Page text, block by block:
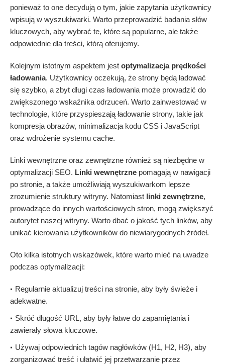
ponieważ to one decydują o tym, jakie zapytania użytkownicy
wpisują w wyszukiwarki. Warto przeprowadzić badania słów
kluczowych, aby wybrać te, które są popularne, ale także
odpowiednie dla treści, którą oferujemy.
Kolejnym istotnym aspektem jest optymalizacja prędkości
ładowania. Użytkownicy oczekują, że strony będą ładować
się szybko, a zbyt długi czas ładowania może prowadzić do
zwiększonego wskaźnika odrzuceń. Warto zainwestować w
technologie, które przyspieszają ładowanie strony, takie jak
kompresja obrazów, minimalizacja kodu CSS i JavaScript
oraz wdrożenie systemu cache.
Linki wewnętrzne oraz zewnętrzne również są niezbędne w
optymalizacji SEO. Linki wewnętrzne pomagają w nawigacji
po stronie, a także umożliwiają wyszukiwarkom lepsze
zrozumienie struktury witryny. Natomiast linki zewnętrzne,
prowadzące do innych wartościowych stron, mogą zwiększyć
autorytet naszej witryny. Warto dbać o jakość tych linków, aby
unikać kierowania użytkowników do niewiarygodnych źródeł.
Oto kilka istotnych wskazówek, które warto mieć na uwadze
podczas optymalizacji:
Regularnie aktualizuj treści na stronie, aby były świeże i
adekwatne.
Skróć długość URL, aby były łatwe do zapamiętania i
zawierały słowa kluczowe.
Używaj odpowiednich tagów nagłówków (H1, H2, H3), aby
zorganizować treść i ułatwić jej przetwarzanie przez